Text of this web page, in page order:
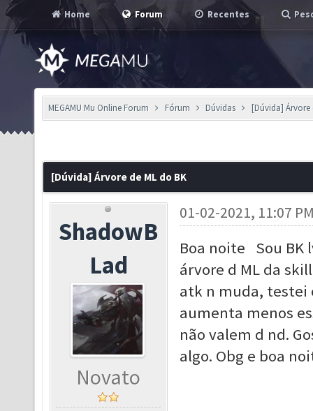
Home Forum Recentes
MEGAMU Mu Online Forum Fórum Dúvidas [Dúvida] Árvore
[Dúvida] Árvore de ML do BK
ShadowB
Lad
Novato
01-02-2021, 11:07
Boa noite Sou BK
árvore d ML da
atk n muda, testei
aumenta menos
não valem d nd.
algo. Obg e boa